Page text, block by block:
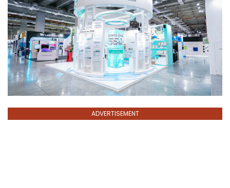
ADVERTISEMENT